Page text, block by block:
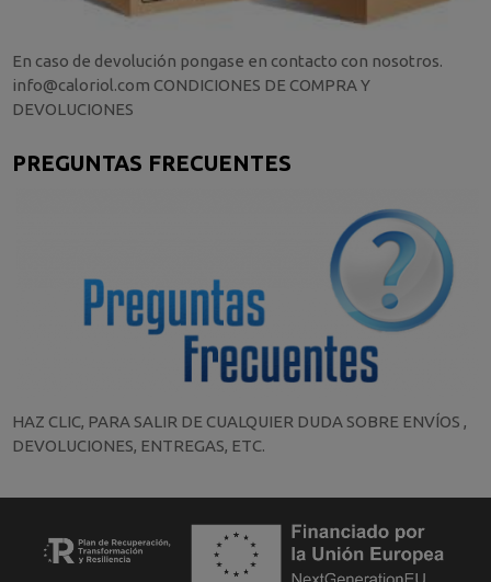
En caso de devolución pongase en contacto con nosotros.
info@caloriol.com CONDICIONES DE COMPRA Y
DEVOLUCIONES
PREGUNTAS FRECUENTES
HAZ CLIC, PARA SALIR DE CUALQUIER DUDA SOBRE ENVÍOS ,
DEVOLUCIONES, ENTREGAS, ETC.